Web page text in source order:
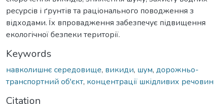
ресурсів і ґрунтів та раціонального поводження з
відходами. Їх впровадження забезпечує підвищення
екологічної безпеки території.
Keywords
навколишнє середовище, викиди, шум, дорожньо-
транспортний об'єкт, концентрації шкідливих речовин
Citation